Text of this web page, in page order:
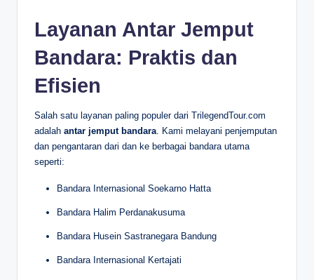
Layanan Antar Jemput
Bandara: Praktis dan
Efisien
Salah satu layanan paling populer dari TrilegendTour.com
adalah antar jemput bandara . Kami melayani penjemputan
dan pengantaran dari dan ke berbagai bandara utama
seperti:
Bandara Internasional Soekarno Hatta
Bandara Halim Perdanakusuma
Bandara Husein Sastranegara Bandung
Bandara Internasional Kertajati